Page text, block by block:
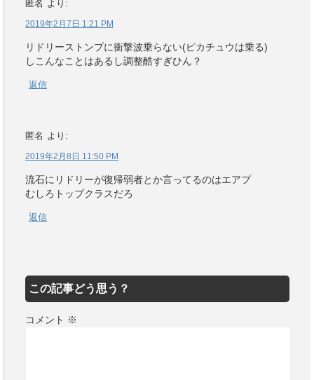
匿名 より:
2019年2月7日 1:21 PM
リドリーストンプに衝撃波乗らない(ピカチュウは乗る)
しこんなことはあるし調整酷すぎひん？
返信
匿名 より:
2019年2月8日 11:50 PM
流石にリドリーが復帰弱者とか言ってるのはエアプ
むしろトップクラスだろ
返信
この記事どう思う？
コメント ※